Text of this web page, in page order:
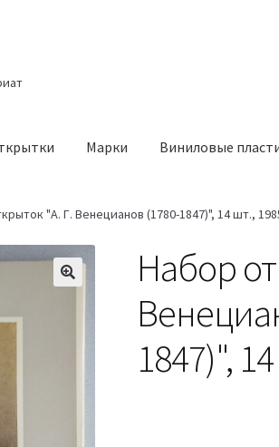
Марки Виниловые
"А. Г. Венецианов (1780-1847)", 14 шт.,
Набор
1847)",